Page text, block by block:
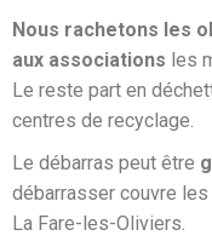
Nous rachetons les
aux associations les
Le reste part en
centres de recyclage.
Le débarras peut être
débarrasser couvre
La Fare-les-Oliviers.